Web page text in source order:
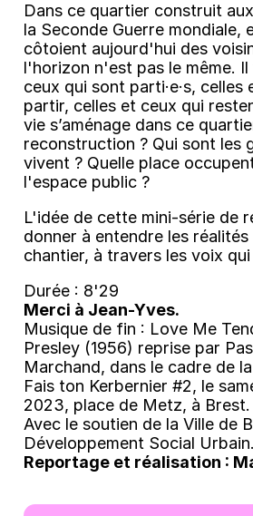
Dans ce quartier construit
la Seconde Guerre mondiale,
côtoient aujourd'hui des
l'horizon n'est pas le même. Il
ceux qui sont parti·e·s,
partir, celles et ceux qui
vie s’aménage dans ce
reconstruction ? Qui sont les
vivent ? Quelle place
l'espace public ?
L'idée de cette mini-série de
donner à entendre les
chantier, à travers les voix
Durée : 8'29
Merci à Jean-Yves.
Musique de fin : Love Me
Presley (1956) reprise par
Marchand, dans le cadre de
Fais ton Kerbernier #2, le
2023, place de Metz, à Brest.
Avec le soutien de la Ville de
Développement Social Urbain.
Reportage et réalisation :